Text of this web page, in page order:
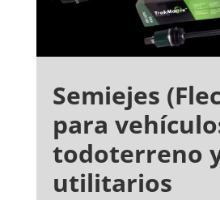
Semiejes
para
todoterreno
utilitarios